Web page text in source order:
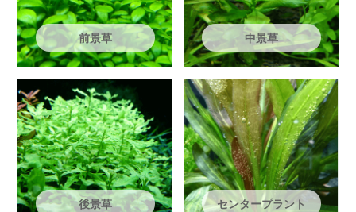
前景草 中景草
後景草 センタープラント